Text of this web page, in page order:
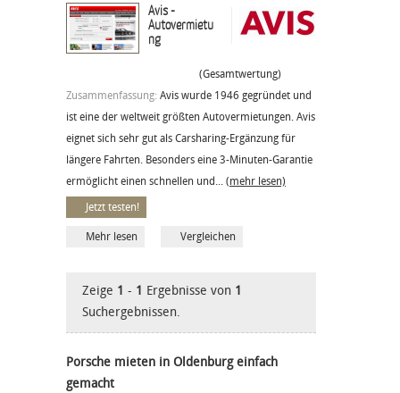
Avis -
Autovermietu
ng
(Gesamtwertung)
Zusammenfassung: Avis wurde 1946 gegründet und
ist eine der weltweit größten Autovermietungen. Avis
eignet sich sehr gut als Carsharing-Ergänzung für
längere Fahrten. Besonders eine 3-Minuten-Garantie
ermöglicht einen schnellen und... (mehr lesen)
Jetzt testen!
Mehr lesen Vergleichen
Zeige 1 - 1 Ergebnisse von 1
Suchergebnissen.
Porsche mieten in Oldenburg einfach
gemacht